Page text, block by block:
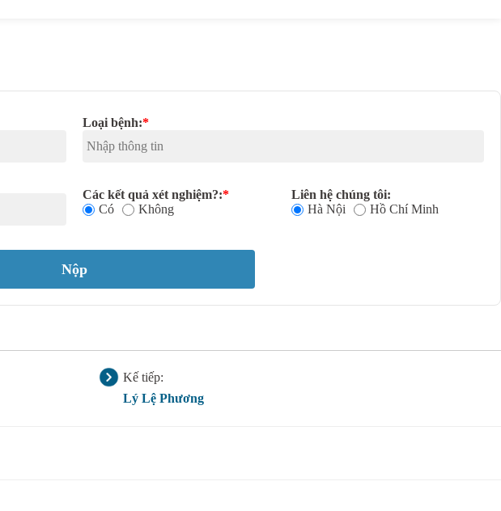
Loại bệnh:*
Các kết quả xét nghiệm?:*
Có
Không
Liên hệ chúng tôi:
Hà Nội
Hồ Chí Minh
Kế tiếp:
Lý Lệ Phương